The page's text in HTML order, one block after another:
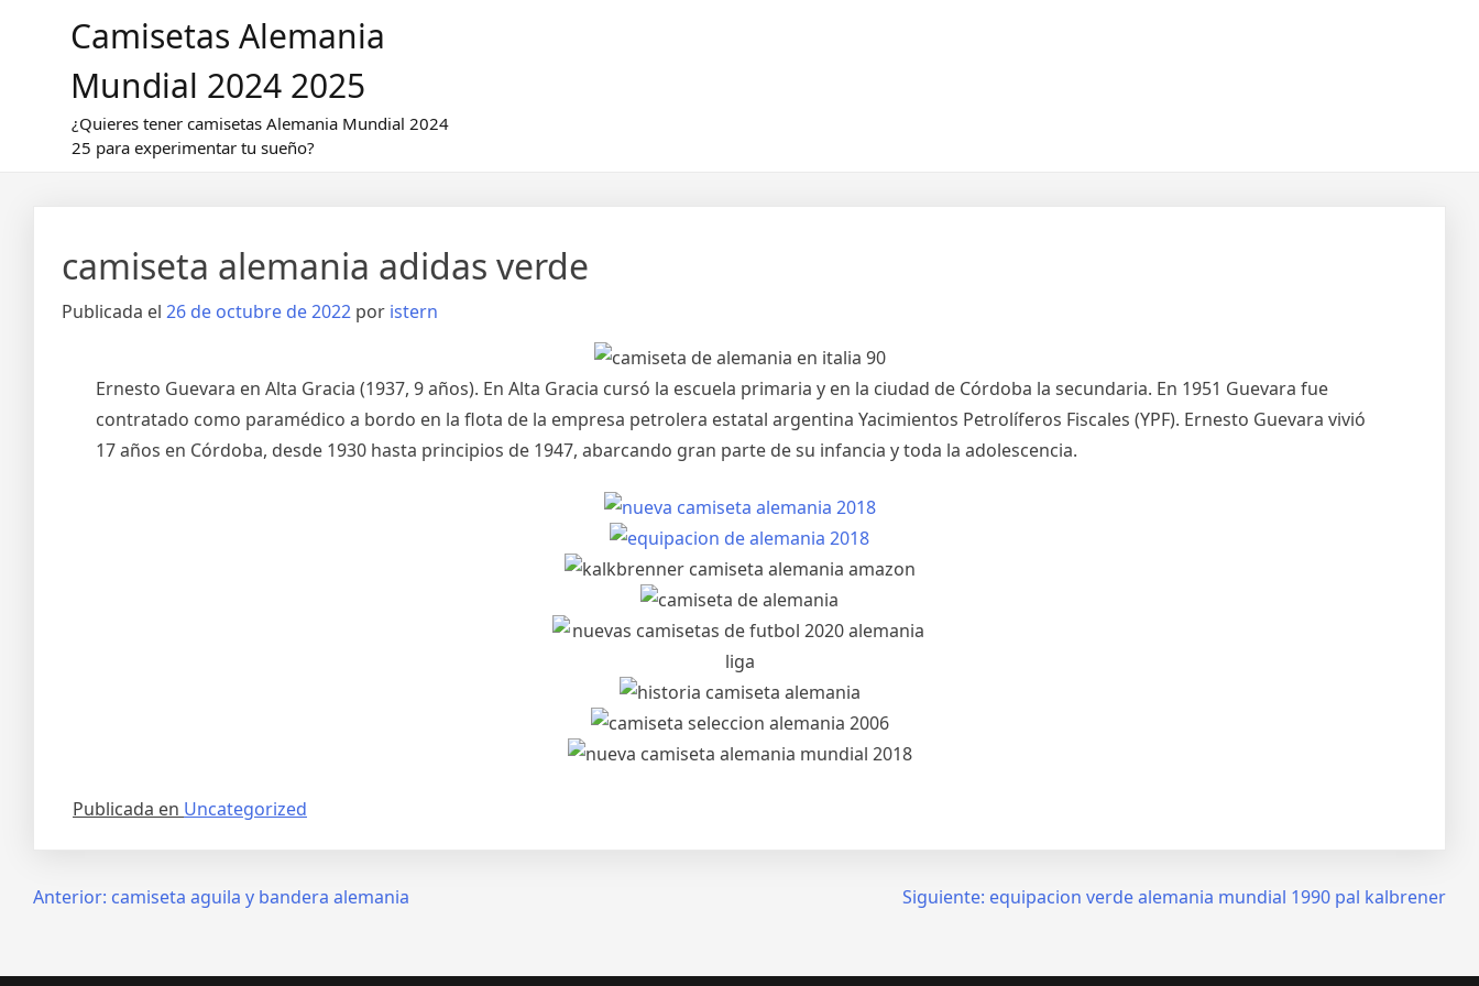
Camisetas Alemania
Mundial 2024 2025
¿Quieres tener camisetas Alemania Mundial 2024
25 para experimentar tu sueño?
camiseta alemania adidas verde
Publicada el 26 de octubre de 2022 por istern
Ernesto Guevara en Alta Gracia (1937, 9 años). En Alta Gracia cursó la escuela primaria y en la ciudad de Córdoba la secundaria. En 1951 Guevara fue
contratado como paramédico a bordo en la flota de la empresa petrolera estatal argentina Yacimientos Petrolíferos Fiscales (YPF). Ernesto Guevara vivió
17 años en Córdoba, desde 1930 hasta principios de 1947, abarcando gran parte de su infancia y toda la adolescencia.
Publicada en Uncategorized
Navegación
Anterior: camiseta aguila y bandera alemania Siguiente: equipacion verde alemania mundial 1990 pal kalbrener